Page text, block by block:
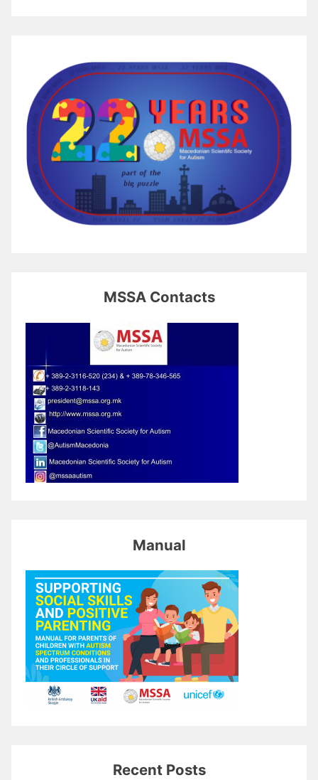
MSSA Contacts
Manual
Recent Posts